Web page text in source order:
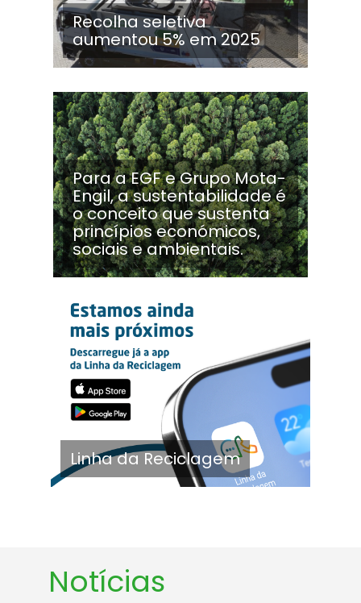
Recolha seletiva
aumentou 5% em 2025
Para a EGF e Grupo Mota-
Engil, a sustentabilidade é
o conceito que sustenta
princípios económicos,
sociais e ambientais.
Linha da Reciclagem
Notícias